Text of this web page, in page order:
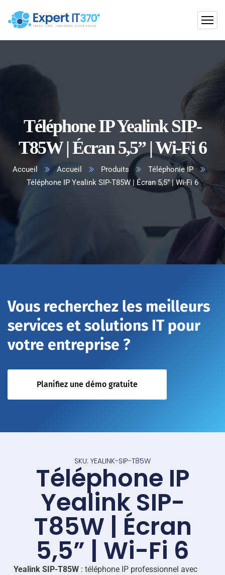
Téléphone IP Yealink SIP-
T85W | Écran 5,5” | Wi-Fi 6
Accueil Accueil Produits
Téléphonie IP
Téléphone IP Yealink SIP-T85W | Écran 5,5” | Wi-Fi 6
Vous recherchez les meilleurs
services et solutions IT pour
votre entreprise ?
Planifiez une démo gratuite
SKU: YEALINK-SIP-T85W
Téléphone IP
Yealink SIP-
T85W | Écran
5,5” | Wi-Fi 6
Yealink SIP-T85W: téléphone IP professionnel avec